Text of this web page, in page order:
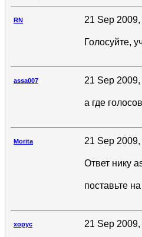
RN 21 Sep
Голосуйте,
assa007 21 Sep
а где
Morita 21 Sep
Ответ нику
поставьте
xopyc 21 Sep